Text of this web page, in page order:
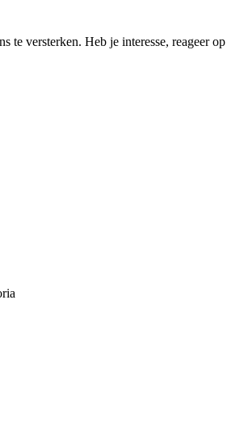
versterken. Heb je interesse, reageer